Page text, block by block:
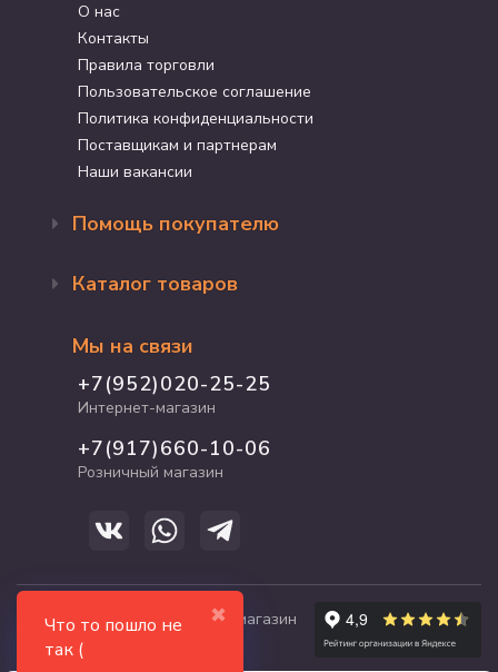
✖
Что то пошло не
так (
О нас
Контакты
Правила торговли
Пользовательское соглашение
Политика конфиденциальности
Поставщикам и партнерам
Наши вакансии
Помощь покупателю
Доставка и оплата
Программа лояльности
График работы
Полезные статьи
Каталог товаров
Акции
Для кошек
Для собак
Для грызунов
Для рыб и рептилий
Мы на связи
+7(952)020-25-25
Интернет-магазин
+7(917)660-10-06
Розничный магазин
© 2017-2026 zooshop21.ru - магазин
зоотоваров в Чебоксарах